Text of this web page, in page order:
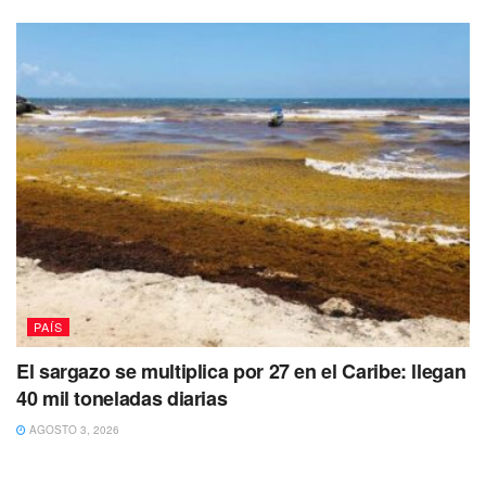
Popocatépetl.
que estar alerta porque el volcán presenta “incremento
de actividad”, que implica:
Pluma de vapor de agua y gas.
Ligera caída de ceniza en áreas cercanas.
Caída de fragmentos incandescentes.
Crecimiento y destrucción de domos de lava.
Posibilidad de flujos piroclásticos por explosiones
Flujos de lodo o escombros de corto alcance.
No dejes de Leer
#playadelcarmen
𝑳𝒐𝒈𝒓𝒂 𝒍𝒂 𝒂𝒅𝒎𝒊𝒏𝒊𝒔𝒕𝒓𝒂𝒄𝒊ó𝒏 𝒅𝒆 𝑳𝒊𝒍𝒊 𝑪𝒂𝒎𝒑𝒐𝒔 𝒒𝒖𝒆
PAÍS
El sargazo se multiplica por 27 en el Caribe: llegan
40 mil toneladas diarias
AGOSTO 3, 2026